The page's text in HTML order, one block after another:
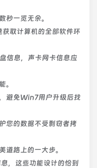
秒一览无余。
取计算机的全部软件环
信息，声卡网卡信息应
。
避免Win7用户升级后找
您的数据不受剽窃者拷
道路上的一大步。
，这些功能设计的恰到